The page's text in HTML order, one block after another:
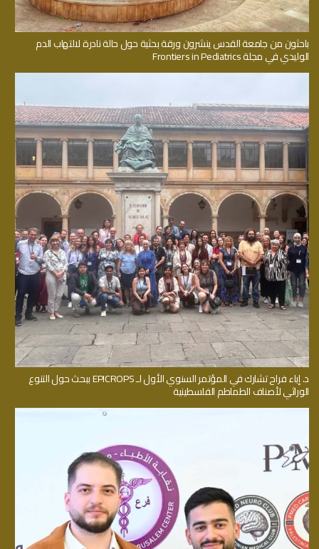
باحثون من جامعة القدس ينشرون ورقة بحثية حول حالة نادرة لالتهاب الدم
الوليدي في مجلة Frontiers in Pediatrics
د. إباء فراح تشارك في المؤتمر السنوي الأول لـ EPICROPS ببحث حول التنوع
الوراثي لأصناف الطماطم الفلسطينية